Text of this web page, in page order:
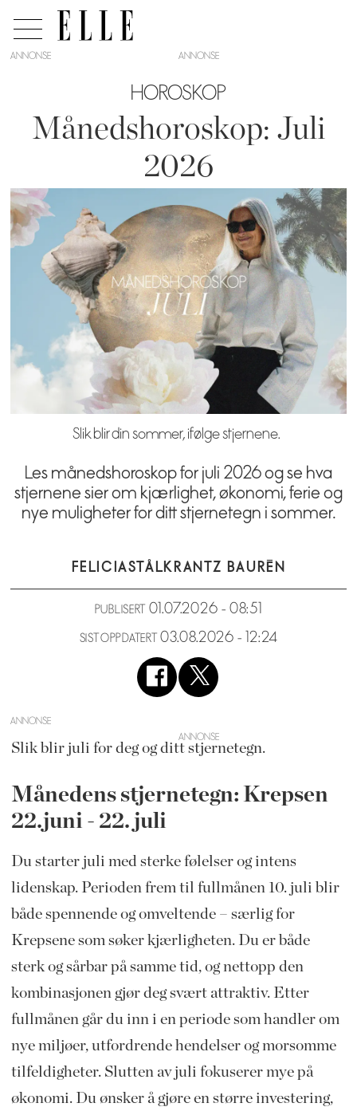
ANNONSE
HOROSKOP
Månedshoroskop: Juli
2026
Slik blir din sommer, ifølge stjernene.
Les månedshoroskop for juli 2026 og se hva
stjernene sier om kjærlighet, økonomi, ferie og
nye muligheter for ditt stjernetegn i sommer.
FELICIASTÅLKRANTZ BAURÉN
PUBLISERT 01.07.2026 - 08:51
SIST OPPDATERT 03.08.2026 - 12:24
ANNONSE
Slik blir juli for deg og ditt stjernetegn.
Månedens stjernetegn: Krepsen
22.juni - 22. juli
Du starter juli med sterke følelser og intens
lidenskap. Perioden frem til fullmånen 10. juli blir
både spennende og omveltende – særlig for
Krepsene som søker kjærligheten. Du er både
sterk og sårbar på samme tid, og nettopp den
kombinasjonen gjør deg svært attraktiv. Etter
fullmånen går du inn i en periode som handler om
nye miljøer, utfordrende hendelser og morsomme
tilfeldigheter. Slutten av juli fokuserer mye på
økonomi. Du ønsker å gjøre en større investering,